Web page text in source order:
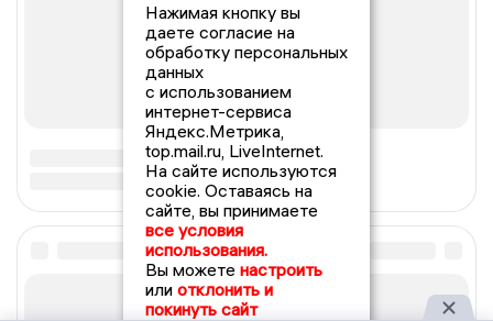
Нажимая кнопку вы
даете согласие на
обработку персональных
данных
с использованием
интернет-сервиса
Яндекс.Метрика,
top.mail.ru, LiveInternet.
На сайте используются
cookie. Оставаясь на
сайте, вы принимаете
все условия
использования.
Вы можете настроить
или отклонить и
покинуть сайт